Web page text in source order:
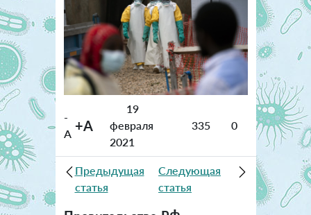
-
A +A
19
февраля
2021
335 0
Предыдущая
статья
Следующая
статья